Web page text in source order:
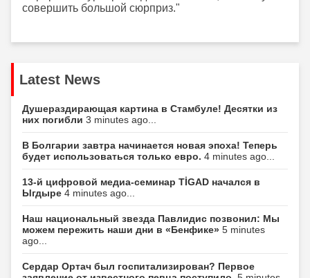
совершить большой сюрприз."
Latest News
Душераздирающая картина в Стамбуле! Десятки из
них погибли 3 minutes ago...
В Болгарии завтра начинается новая эпоха! Теперь
будет использоваться только евро. 4 minutes ago...
13-й цифровой медиа-семинар TİGAD начался в
Ыгдыре 4 minutes ago...
Наш национальный звезда Павлидис позвонил: Мы
можем пережить наши дни в «Бенфике» 5 minutes
ago...
Сердар Ортач был госпитализирован? Первое